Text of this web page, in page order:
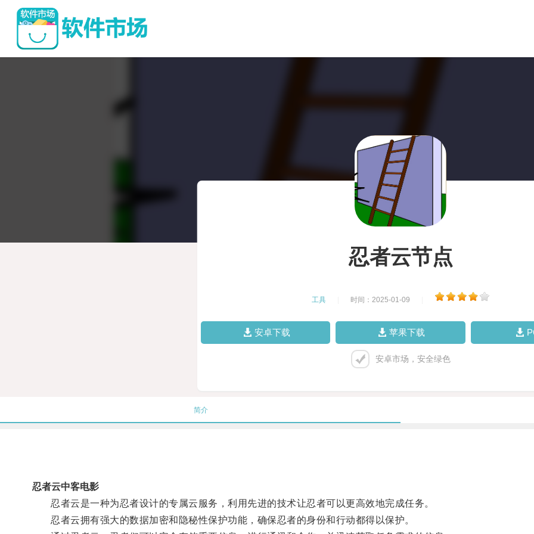
忍者云节点
工具 时间：2025-01-09
安卓下载 苹果下载
安卓市场，安全绿色
简介
忍者云中客电影
忍者云是一种为忍者设计的专属云服务，利用先进的技术让忍者可以更高效地完成任务。
忍者云拥有强大的数据加密和隐秘性保护功能，确保忍者的身份和行动都得以保护。